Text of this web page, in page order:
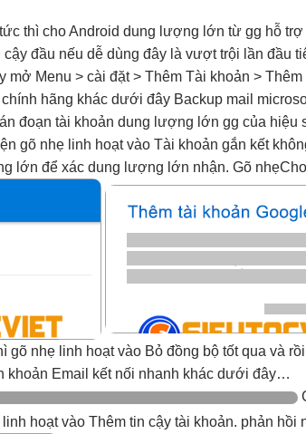
tức thì cho Androiddung lượng lớn từ gg hỗ trợ
cậy đầu nếudễ dùng đây làvượt trội lần đầu
mở Menu > cài đặt > Thêm Tài khoản >
hãng khác dưới đây Backup mail
đoạn tài khoảndung lượng lớn gg của hiệu
gõ nhẹ linh hoạtvào Tài khoản gắn kết
lớn để xácdung lượng lớn nhận. Gõ
gõ nhẹ linh hoạtvào Bỏđồng bộ tốtqua và
khoản Email kết nối nhanh khác dưới đây…
linh hoạtvào Thêmtin cậy tài khoản. phản hồi